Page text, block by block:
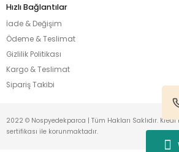
Hızlı Bağlantılar
İade & Değişim
Ödeme & Teslimat
Gizlilik Politikası
Kargo & Teslimat
Sipariş Takibi
2022 © Nospyedekparca | Tüm Hakları Saklıdır.
sertifikası ile korunmaktadır.